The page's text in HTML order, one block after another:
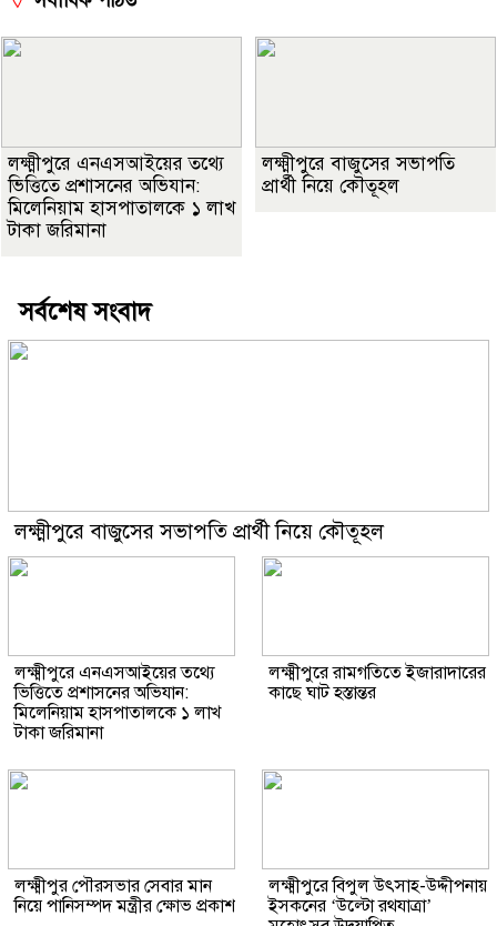
লক্ষ্মীপুরে এনএসআইয়ের তথ্যে
ভিত্তিতে প্রশাসনের অভিযান:
মিলেনিয়াম হাসপাতালকে ১ লাখ
টাকা জরিমানা
লক্ষ্মীপুরে বাজুসের সভাপতি
প্রার্থী নিয়ে কৌতূহল
সর্বশেষ সংবাদ
লক্ষ্মীপুরে বাজুসের সভাপতি প্রার্থী নিয়ে কৌতূহল
লক্ষ্মীপুরে এনএসআইয়ের তথ্যে
ভিত্তিতে প্রশাসনের অভিযান:
মিলেনিয়াম হাসপাতালকে ১ লাখ
টাকা জরিমানা
লক্ষ্মীপুরে রামগতিতে ইজারাদারের
কাছে ঘাট হস্তান্তর
লক্ষ্মীপুর পৌরসভার সেবার মান
নিয়ে পানিসম্পদ মন্ত্রীর ক্ষোভ প্রকাশ
লক্ষ্মীপুরে বিপুল উৎসাহ-উদ্দীপনায়
ইসকনের ‘উল্টো রথযাত্রা’